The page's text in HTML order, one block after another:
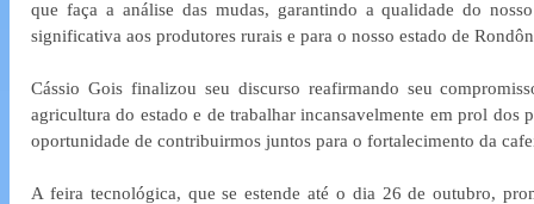
que faça a análise das mudas, garantindo a qualidade do
significativa aos produtores rurais e para o nosso estado de
Cássio Gois finalizou seu discurso reafirmando seu
agricultura do estado e de trabalhar incansavelmente em prol dos
oportunidade de contribuirmos juntos para o fortalecimento da
A feira tecnológica, que se estende até o dia 26 de outubro,